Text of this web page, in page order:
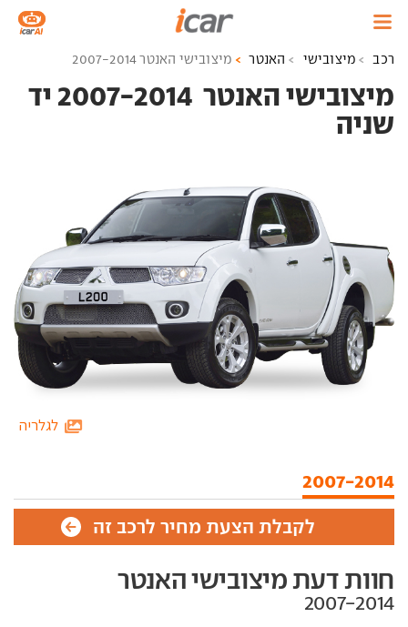
רכב מיצובישי האנטר מיצובישי האנטר 2007-2014
מיצובישי האנטר ‏ 2007-2014 יד
שניה
2007-2014
לגלריה
לקבלת הצעת מחיר לרכב זה
חוות דעת מיצובישי האנטר